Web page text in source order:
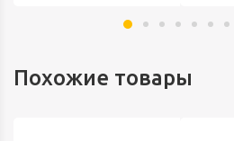
Похожие товары